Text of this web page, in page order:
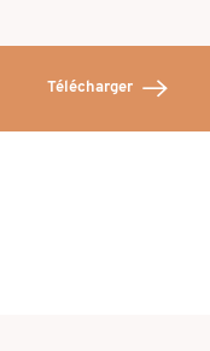
Télécharger